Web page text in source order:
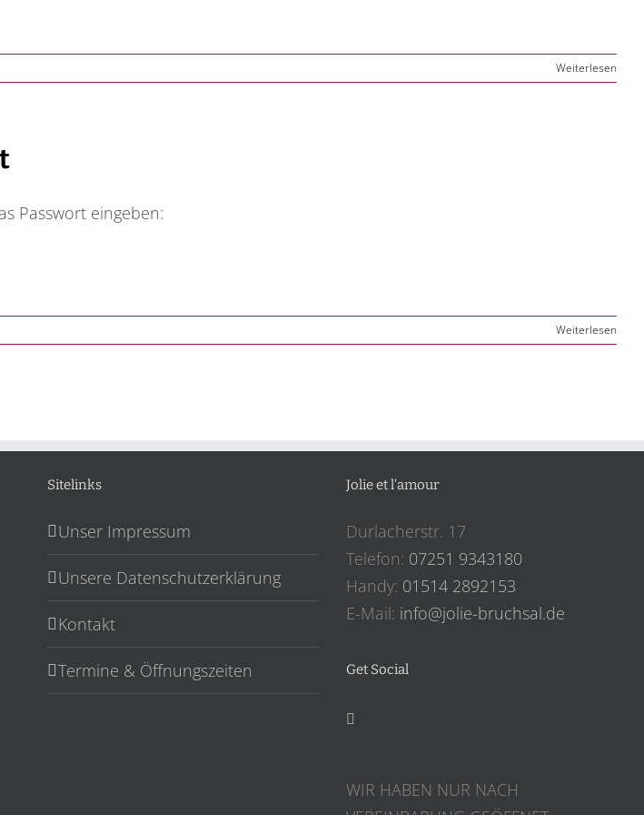
Weiterlesen
Passwort eingeben:
Weiterlesen
Sitelinks
Unser Impressum
Unsere Datenschutzerklärung
Kontakt
Termine & Öffnungszeiten
Jolie et l’amour
Durlacherstr. 17
Telefon: 07251 9343180
Handy: ‎01514 2892153
E-Mail: info@jolie-bruchsal.de
Get Social
WIR HABEN NUR NACH